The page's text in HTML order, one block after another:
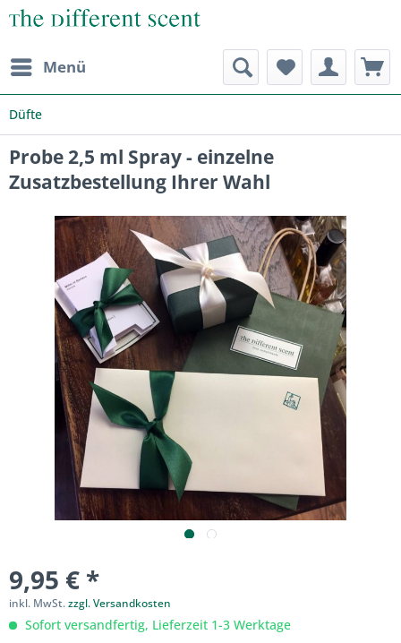
Menü
Düfte
Probe 2,5 ml Spray - einzelne
Zusatzbestellung Ihrer Wahl
9,95 € *
inkl. MwSt.zzgl. Versandkosten
Sofort versandfertig, Lieferzeit 1-3 Werktage